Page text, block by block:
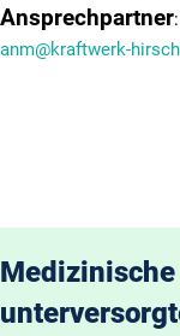
Ansprechpartner
anm@kraftwerk-